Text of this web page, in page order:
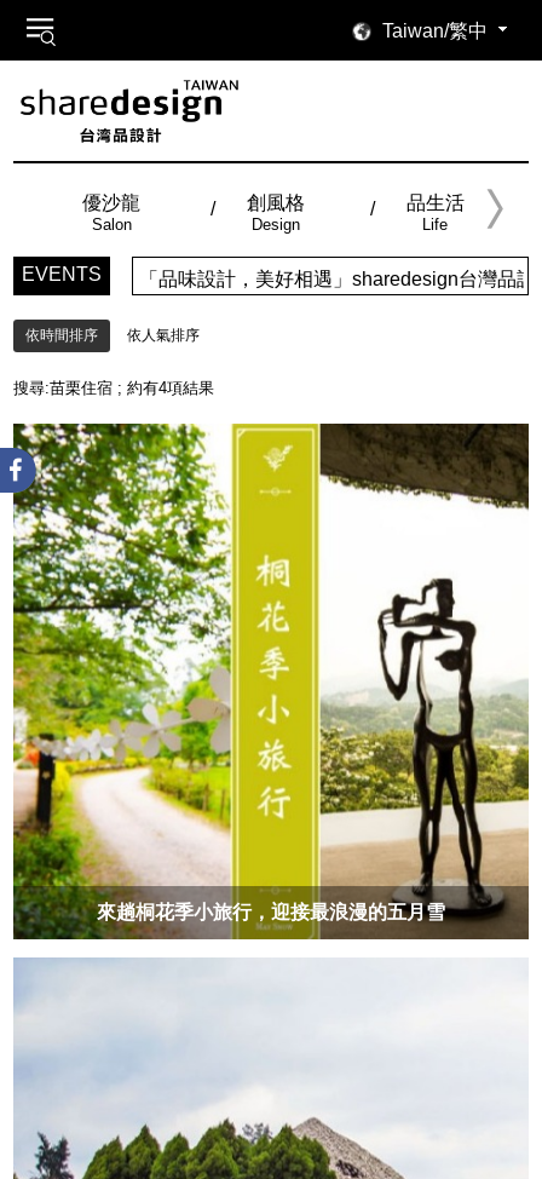
Taiwan/繁中
優沙龍
Salon
創風格
Design
品生活
Life
EVENTS 「品味設計，美好相遇」sharedesign台灣品
依時間排序 依人氣排序
搜尋:苗栗住宿 ; 約有4項結果
來趟桐花季小旅行，迎接最浪漫的五月雪